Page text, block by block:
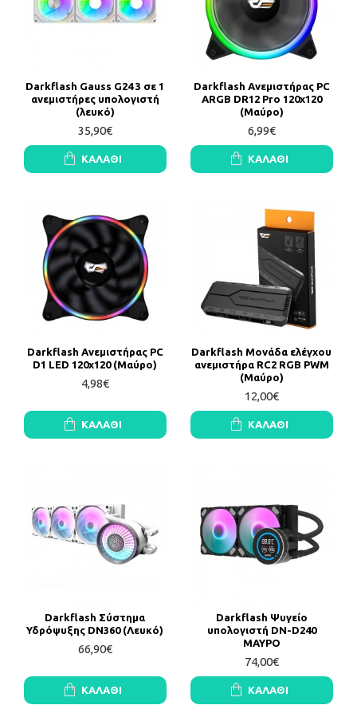
Darkflash Gauss G24 3 σε 1
ανεμιστήρες υπολογιστή
(λευκό)
35,90€
ΚΑΛΆΘΙ
Darkflash Ανεμιστήρας PC
ARGB DR12 Pro 120x120
(Μαύρο)
6,99€
ΚΑΛΆΘΙ
Darkflash Ανεμιστήρας PC
D1 LED 120x120 (Μαύρο)
4,98€
ΚΑΛΆΘΙ
Darkflash Μονάδα ελέγχου
ανεμιστήρα RC2 RGB PWM
(Μαύρο)
12,00€
ΚΑΛΆΘΙ
Darkflash Σύστημα
Υδρόψυξης DN360 (Λευκό)
66,90€
ΚΑΛΆΘΙ
Darkflash Ψυγείο
υπολογιστή DN-D240
ΜΑΥΡΟ
74,00€
ΚΑΛΆΘΙ